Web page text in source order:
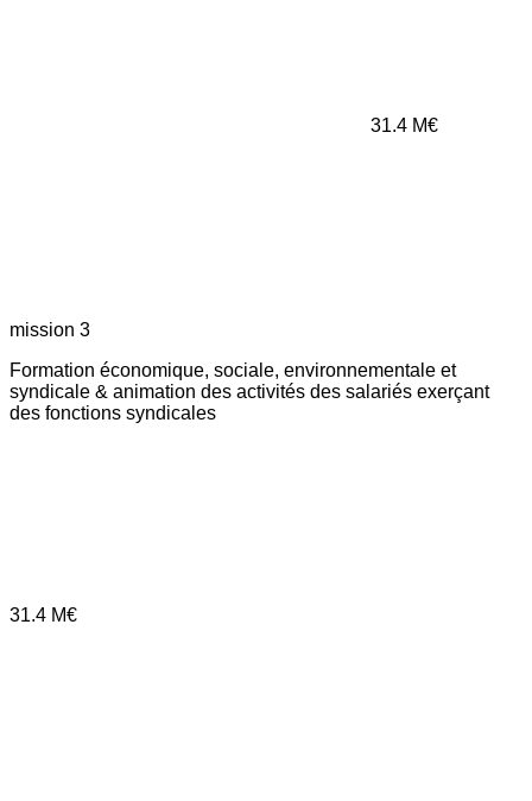
31.4 M€
mission 3
Formation économique, sociale, environnementale et
syndicale & animation des activités des salariés exerçant
des fonctions syndicales
31.4 M€